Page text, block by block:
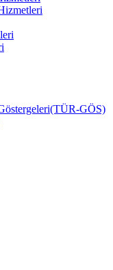
GÖS)